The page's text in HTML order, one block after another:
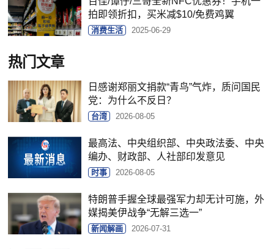
拍即领折扣，买米减$10/免费鸡翼
消费生活 2025-06-29
热门文章
日感谢郑丽文捐款“青鸟”气炸，质问国民
党：为什么不反日？
台湾 2026-08-05
最高法、中央组织部、中央政法委、中央
编办、财政部、人社部印发意见
时事 2026-08-05
特朗普手握全球最强军力却无计可施，外
媒揭美伊战争“无解三选一”
新闻解画 2026-07-31